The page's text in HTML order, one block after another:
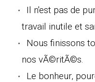
Il n'est pas de
travail inutile et
Nous finissons
nos vÃ©ritÃ©s.
Le bonheur,